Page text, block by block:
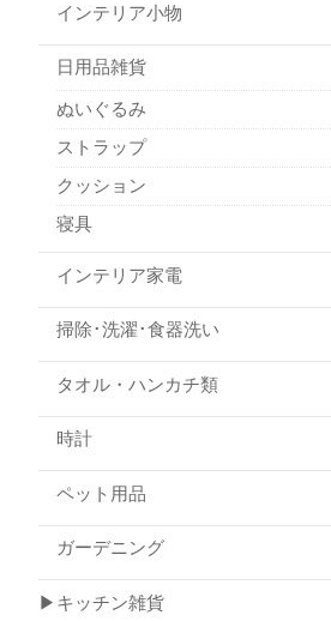
インテリア小物
日用品雑貨
ぬいぐるみ
ストラップ
クッション
寝具
インテリア家電
掃除･洗濯･食器洗い
タオル・ハンカチ類
時計
ペット用品
ガーデニング
▶キッチン雑貨